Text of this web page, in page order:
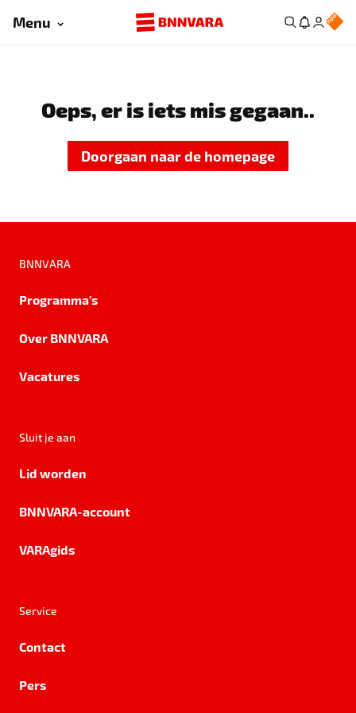
Menu
Oeps, er is iets mis gegaan..
Doorgaan naar de homepage
BNNVARA
Programma's
Over BNNVARA
Vacatures
Sluit je aan
Lid worden
BNNVARA-account
VARAgids
Service
Contact
Pers